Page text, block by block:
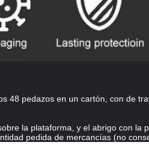
48 pedazos en un cartón, con de
la plataforma, y el abrigo con la
pedida de mercancías (no